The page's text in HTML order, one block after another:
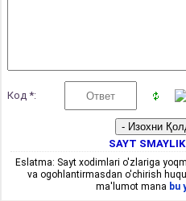
Код *:
SAYT
Eslatma: Sayt xodimlari o'zlariga
va ogohlantirmasdan o'chirish
ma'lumot mana bu